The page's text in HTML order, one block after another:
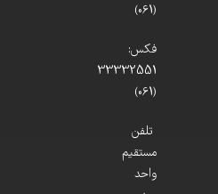
(061)
فکس:
33332551
(061)
تلفن
مستقیم
واحد